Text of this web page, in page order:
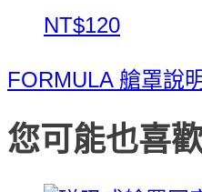
NT$120
FORMULA 艙罩說
您可能也喜